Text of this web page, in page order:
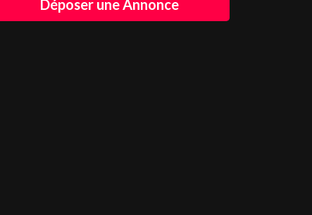
Déposer une Annonce